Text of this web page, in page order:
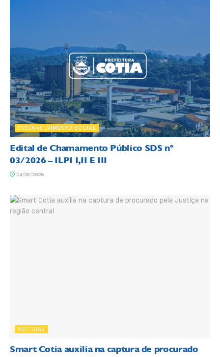
DESENVOLVIMENTO SOCIAL
Edital de Chamamento Público SDS nº
03/2026 – ILPI I,II E III
04/08/2026
NOTÍCIAS
Smart Cotia auxilia na captura de procurado